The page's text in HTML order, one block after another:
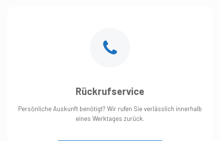
Rückrufservice
Persönliche Auskunft benötigt? Wir rufen Sie verlässlich innerhalb
eines Werktages zurück.